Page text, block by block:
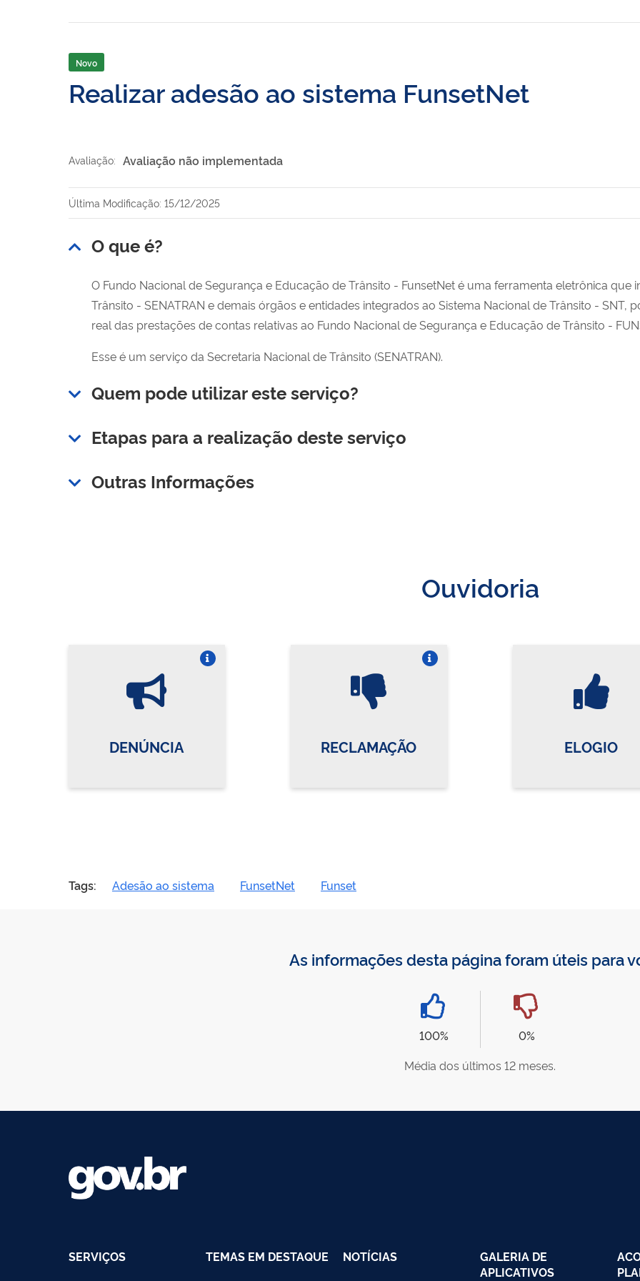
Novo
Realizar adesão ao sistema FunsetNet
Avaliação: Avaliação não implementada
Última Modificação: 15/12/2025
O que é?
O Fundo Nacional de Segurança e Educação de Trânsito - FunsetNet é uma ferramenta eletrônica que
Trânsito - SENATRAN e demais órgãos e entidades integrados ao Sistema Nacional de Trânsito - SNT,
real das prestações de contas relativas ao Fundo Nacional de Segurança e Educação de Trânsito -
Esse é um serviço da Secretaria Nacional de Trânsito (SENATRAN).
Quem pode utilizar este serviço?
Etapas para a realização deste serviço
Outras Informações
Ouvidoria
DENÚNCIA RECLAMAÇÃO ELOGIO
Tags: Adesão ao sistema FunsetNet Funset
As informações desta página foram úteis para
100%
0%
Média dos últimos 12 meses.
SERVIÇOS TEMAS EM DESTAQUE NOTÍCIAS
GALERIA DE
APLICATIVOS